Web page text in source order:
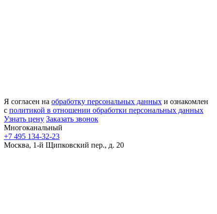
Я согласен на обработку персональных данных и ознакомлен
с политикой в отношении обработки персональных данных
Узнать цену Заказать звонок
Многоканальный
+7 495 134-32-23
Москва, 1-й Щипковский пер., д. 20